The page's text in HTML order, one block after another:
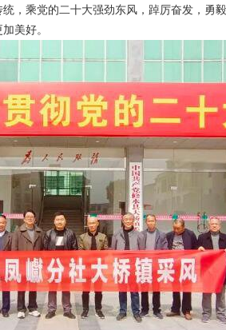
，乘党的二十大强劲东风，踔厉奋发，勇
美好。